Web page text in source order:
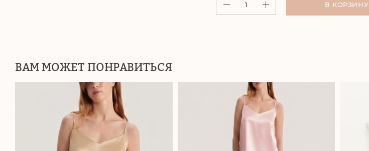
В КОРЗИНУ
ВАМ МОЖЕТ ПОНРАВИТЬСЯ